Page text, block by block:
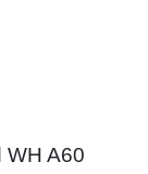
WH A60